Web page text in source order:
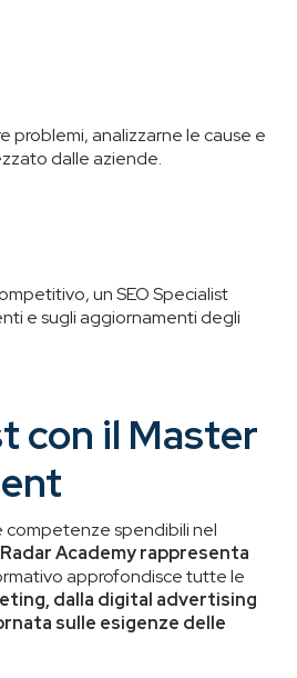
problemi, analizzarne le cause e
dalle aziende.
un SEO Specialist
e sugli aggiornamenti degli
con il Master
competenze spendibili nel
Academy rappresenta
approfondisce tutte le
dalla digital advertising
sulle esigenze delle